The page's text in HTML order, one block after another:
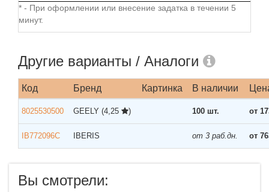
* - При оформлении или внесение задатка в течении 5
минут.
Другие варианты / Аналоги
Код Бренд Картинка В наличии
8025530500 GEELY (4,25 ) 100 шт. от
IB772096C IBERIS от 3 раб.дн. от
Вы смотрели: